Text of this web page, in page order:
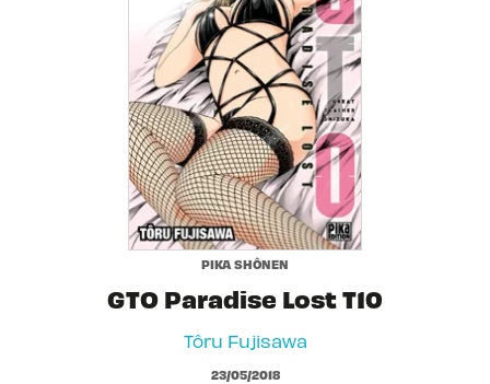
PIKA SHÔNEN
GTO Paradise Lost T10
Tôru Fujisawa
23/05/2018